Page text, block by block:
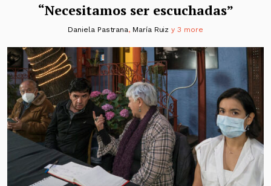
“Necesitamos ser escuchadas”
Daniela Pastrana, María Ruiz y 3 more